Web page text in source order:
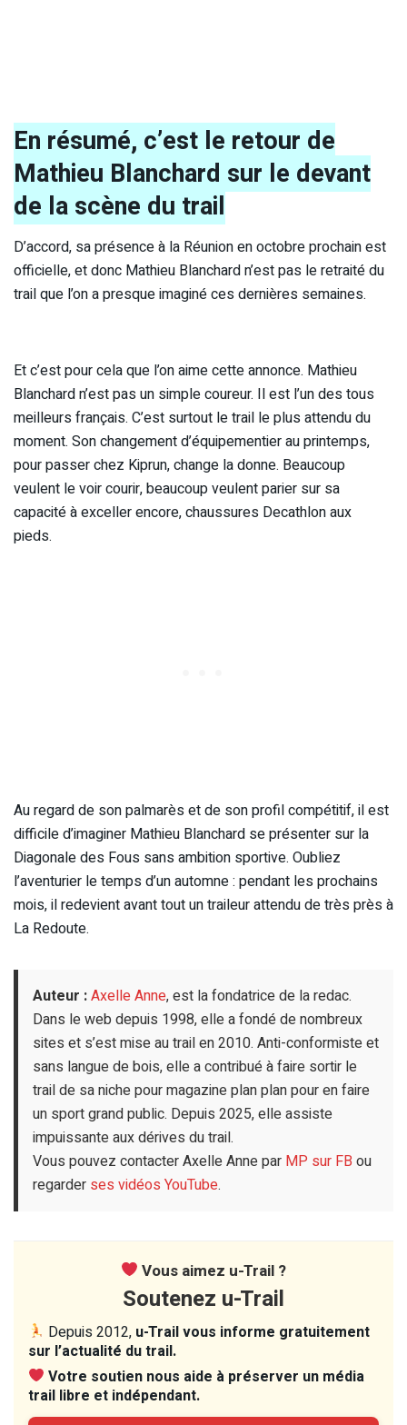
En résumé, c’est le retour de
Mathieu Blanchard sur le devant
de la scène du trail
D’accord, sa présence à la Réunion en octobre prochain est
officielle, et donc Mathieu Blanchard n’est pas le retraité du
trail que l’on a presque imaginé ces dernières semaines.
Et c’est pour cela que l’on aime cette annonce. Mathieu
Blanchard n’est pas un simple coureur. Il est l’un des tous
meilleurs français. C’est surtout le trail le plus attendu du
moment. Son changement d’équipementier au printemps,
pour passer chez Kiprun, change la donne. Beaucoup
veulent le voir courir, beaucoup veulent parier sur sa
capacité à exceller encore, chaussures Decathlon aux
pieds.
Au regard de son palmarès et de son profil compétitif, il est
difficile d’imaginer Mathieu Blanchard se présenter sur la
Diagonale des Fous sans ambition sportive. Oubliez
l’aventurier le temps d’un automne : pendant les prochains
mois, il redevient avant tout un traileur attendu de très près à
La Redoute.
Auteur :Axelle Anne, est la fondatrice de la redac.
Dans le web depuis 1998, elle a fondé de nombreux
sites et s’est mise au trail en 2010. Anti-conformiste et
sans langue de bois, elle a contribué à faire sortir le
trail de sa niche pour magazine plan plan pour en faire
un sport grand public. Depuis 2025, elle assiste
impuissante aux dérives du trail.
Vous pouvez contacter Axelle Anne par MP sur FB ou
regarder ses vidéos YouTube.
Vous aimez u-Trail ?
Soutenez u-Trail
Depuis 2012, u-Trail vous informe gratuitement
sur l’actualité du trail.
Votre soutien nous aide à préserver un média
trail libre et indépendant.